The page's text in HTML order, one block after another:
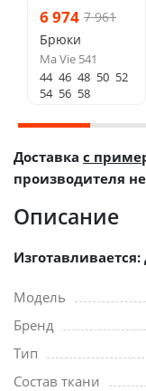
6 974 7 961
Брюки
Ma Vie 541
44 46 48 50 52
54 56 58
Доставка с
производителя
Описание
Модель
Бренд
Тип
Состав ткани